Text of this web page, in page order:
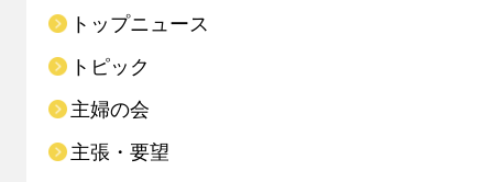
トップニュース
トピック
主婦の会
主張・要望